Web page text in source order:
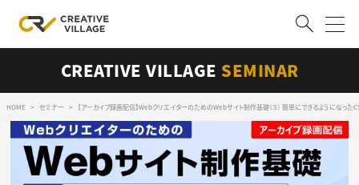
ログイン 会員登録
RECRUIT
CREATIVE VILLAGE SEMINAR
HOME セミナー 【アーカイブ録画配信】WebクリエイターのためのWebサイト制作基礎（３） 簡単にできるようになった